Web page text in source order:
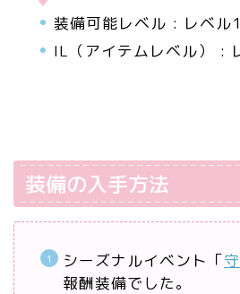
装備可能レベル : レベル
IL（アイテムレベル） :
装備の入手方法
シーズナルイベント「
報酬装備でした。